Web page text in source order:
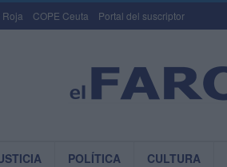
Roja COPE Ceuta Portal del suscriptor
POLÍTICA CULTURA